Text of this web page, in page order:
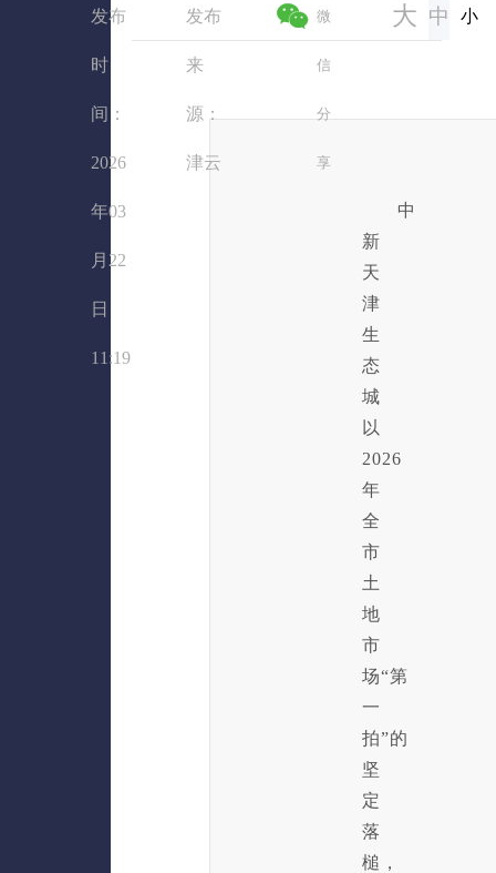
发布
时
间：
2026
年03
月22
日
11:19
发布
来
源：
津云
微
信
分
享
大 中 小
中
新
天
津
生
态
城
以
2026
年
全
市
土
地
市
场“第
一
拍”的
坚
定
落
槌，